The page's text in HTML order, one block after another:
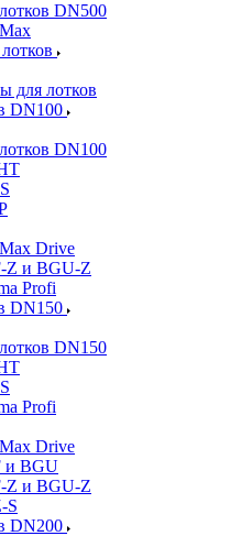
DN500
для лотков
DN100
DN100
Drive
Z и BGU-Z
Profi
DN150
DN150
Profi
Drive
и BGU
Z и BGU-Z
S
DN200